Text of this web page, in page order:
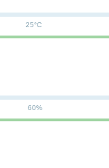
25°C
60%